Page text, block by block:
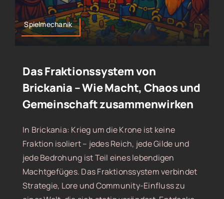
Spielmechanik
Das Fraktionssystem von
Brickania – Wie Macht, Chaos und
Gemeinschaft zusammenwirken
In Brickania: Krieg um die Krone ist keine
Fraktion isoliert – jedes Reich, jede Gilde und
jede Bedrohung ist Teil eines lebendigen
Machtgefüges. Das Fraktionssystem verbindet
Strategie, Lore und Community-Einfluss zu